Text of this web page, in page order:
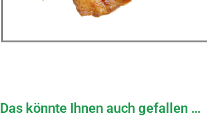
Das könnte Ihnen auch gefallen …